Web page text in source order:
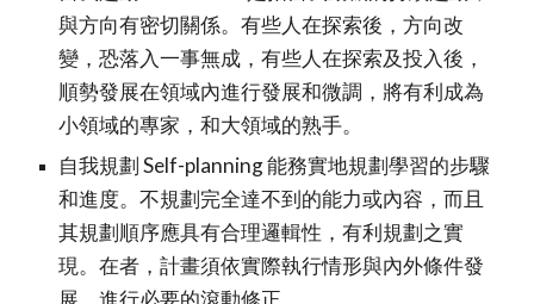
與方向有密切關係。有些人在探索後，方向改
變，恐落入一事無成，有些人在探索及投入後，
順勢發展在領域內進行發展和微調，將有利成為
小領域的專家，和大領域的熟手。
自我規劃 Self-planning 能務實地規劃學習的步驟
和進度。不規劃完全達不到的能力或內容，而且
其規劃順序應具有合理邏輯性，有利規劃之實
現。在者，計畫須依實際執行情形與內外條件發
展，進行必要的滾動修正。